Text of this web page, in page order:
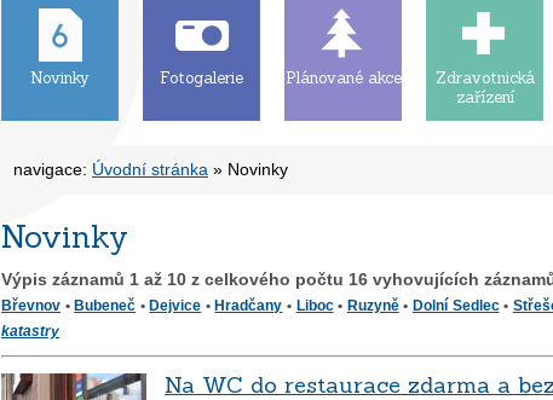
Novinky Fotogalerie Plánované akce
Zdravotnická
zařízení
navigace: Úvodní stránka » Novinky
Novinky
Výpis záznamů 1 až 10 z celkového počtu 16 vyhovujících
Břevnov •Bubeneč •Dejvice •Hradčany • Liboc• Ruzyně• Dolní Sedlec•
katastry
Na WC do restaurace zdarma a